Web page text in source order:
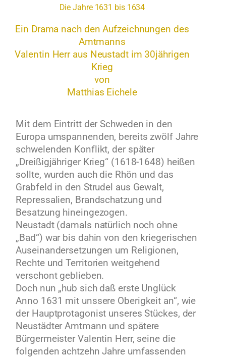
Die Jahre 1631 bis 1634
Ein Drama nach den Aufzeichnungen des
Amtmanns
Valentin Herr aus Neustadt im 30jährigen
Krieg
von
Matthias Eichele
Mit dem Eintritt der Schweden in den
Europa umspannenden, bereits zwölf Jahre
schwelenden Konflikt, der später
„Dreißigjähriger Krieg“ (1618-1648) heißen
sollte, wurden auch die Rhön und das
Grabfeld in den Strudel aus Gewalt,
Repressalien, Brandschatzung und
Besatzung hineingezogen.
Neustadt (damals natürlich noch ohne
„Bad“) war bis dahin von den kriegerischen
Auseinandersetzungen um Religionen,
Rechte und Territorien weitgehend
verschont geblieben.
Doch nun „hub sich daß erste Unglück
Anno 1631 mit unssere Oberigkeit an“, wie
der Hauptprotagonist unseres Stückes, der
Neustädter Amtmann und spätere
Bürgermeister Valentin Herr, seine die
folgenden achtzehn Jahre umfassenden